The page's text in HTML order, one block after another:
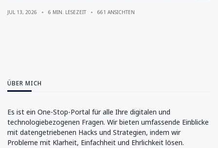
JUL 13, 2026 6 MIN. LESEZEIT 661 ANSICHTEN
ÜBER MICH
Es ist ein One-Stop-Portal für alle Ihre digitalen und
technologiebezogenen Fragen. Wir bieten umfassende Einblicke
mit datengetriebenen Hacks und Strategien, indem wir
Probleme mit Klarheit, Einfachheit und Ehrlichkeit lösen.